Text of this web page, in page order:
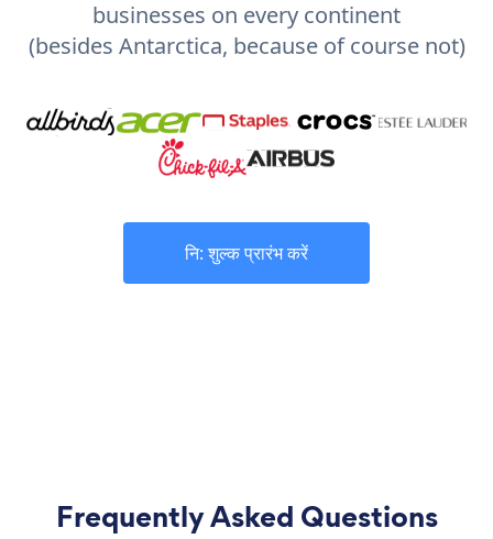
businesses on every continent
(besides Antarctica, because of course not)
नि: शुल्क प्रारंभ करें
Frequently Asked Questions